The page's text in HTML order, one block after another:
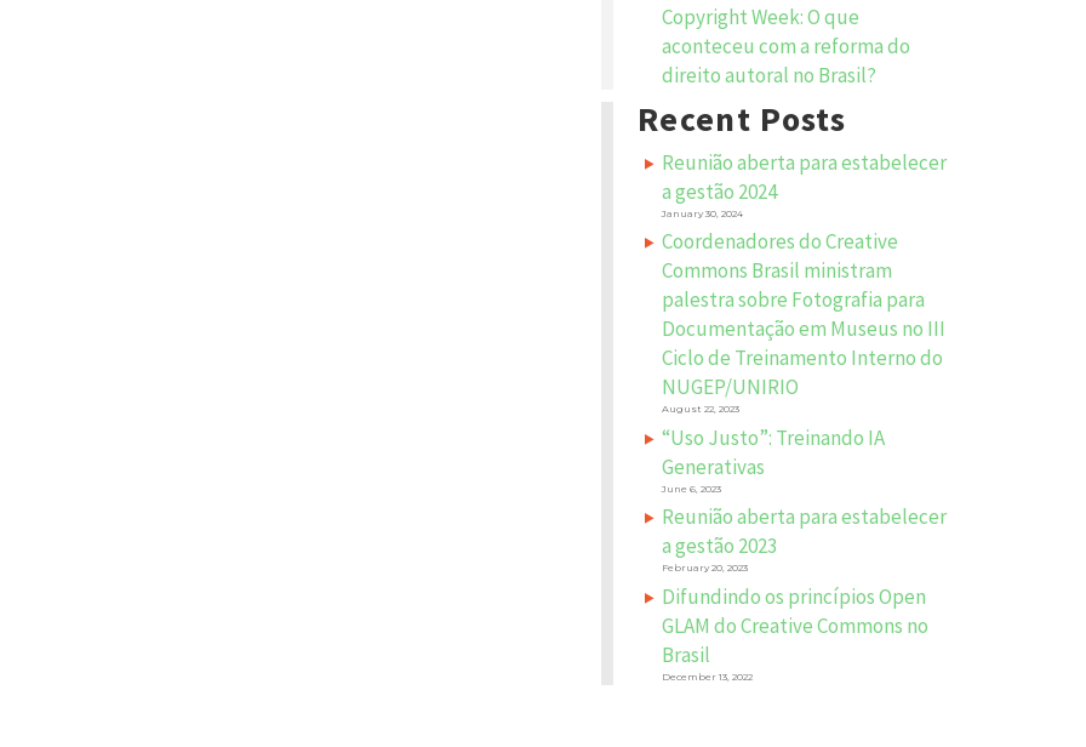
Copyright Week: O que
aconteceu com a reforma do
direito autoral no Brasil?
Recent Posts
Reunião aberta para estabelecer
a gestão 2024
January 30, 2024
Coordenadores do Creative
Commons Brasil ministram
palestra sobre Fotografia para
Documentação em Museus no III
Ciclo de Treinamento Interno do
NUGEP/UNIRIO
August 22, 2023
“Uso Justo”: Treinando IA
Generativas
June 6, 2023
Reunião aberta para estabelecer
a gestão 2023
February 20, 2023
Difundindo os princípios Open
GLAM do Creative Commons no
Brasil
December 13, 2022